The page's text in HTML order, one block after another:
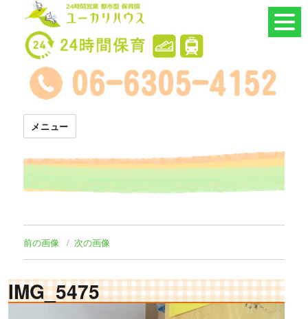
24時間託児所 ユーカリハウス
メニュー
前の画像 次の画像
IMG_5475